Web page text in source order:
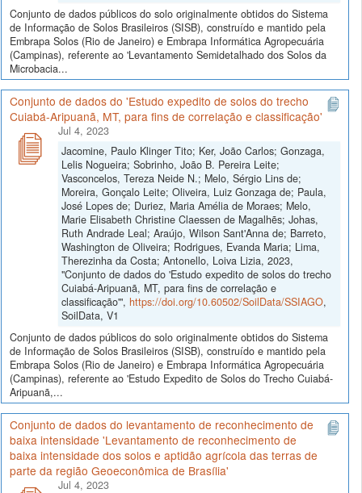
Conjunto de dados públicos do solo originalmente obtidos do Sistema
de Informação de Solos Brasileiros (SISB), construído e mantido pela
Embrapa Solos (Rio de Janeiro) e Embrapa Informática Agropecuária
(Campinas), referente ao 'Levantamento Semidetalhado dos Solos da
Microbacia...
Conjunto de dados do 'Estudo expedito de solos do trecho
Cuiabá-Aripuanã, MT, para fins de correlação e classificação'
Jul 4, 2023
Jacomine, Paulo Klinger Tito; Ker, João Carlos; Gonzaga,
Lelis Nogueira; Sobrinho, João B. Pereira Leite;
Vasconcelos, Tereza Neide N.; Melo, Sérgio Lins de;
Moreira, Gonçalo Leite; Oliveira, Luiz Gonzaga de; Paula,
José Lopes de; Duriez, Maria Amélia de Moraes; Melo,
Marie Elisabeth Christine Claessen de Magalhẽs; Johas,
Ruth Andrade Leal; Araújo, Wilson Sant'Anna de; Barreto,
Washington de Oliveira; Rodrigues, Evanda Maria; Lima,
Therezinha da Costa; Antonello, Loiva Lizia, 2023,
"Conjunto de dados do 'Estudo expedito de solos do trecho
Cuiabá-Aripuanã, MT, para fins de correlação e
classificação'", https://doi.org/10.60502/SoilData/SSIAGO,
SoilData, V1
Conjunto de dados públicos do solo originalmente obtidos do Sistema
de Informação de Solos Brasileiros (SISB), construído e mantido pela
Embrapa Solos (Rio de Janeiro) e Embrapa Informática Agropecuária
(Campinas), referente ao 'Estudo Expedito de Solos do Trecho Cuiabá-
Aripuanã,...
Conjunto de dados do levantamento de reconhecimento de
baixa intensidade 'Levantamento de reconhecimento de
baixa intensidade dos solos e aptidão agrícola das terras de
parte da região Geoeconômica de Brasília'
Jul 4, 2023